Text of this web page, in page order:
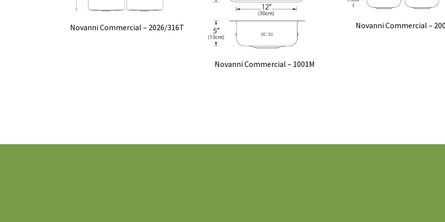
Novanni Commercial – 2026/316T
Novanni Commercial – 1001M
Novanni Commercial –